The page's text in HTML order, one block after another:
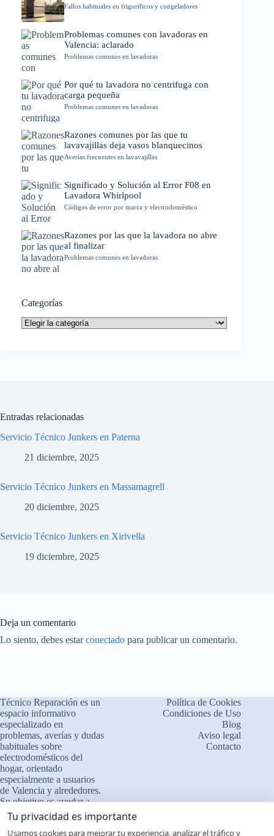
Fallos habituales en frigoríficos y congeladores
Problemas comunes con lavadoras en
Valencia: aclarado
Problemas comunes en lavadoras
Por qué tu lavadora no centrifuga con
carga pequeña
Problemas comunes en lavadoras
Razones comunes por las que tu
lavavajillas deja vasos blanquecinos
Averías frecuentes en lavavajillas
Significado y Solución al Error F08 en
Lavadora Whirlpool
Códigos de error por marca y electrodoméstico
Razones por las que la lavadora no abre
al finalizar
Problemas comunes en lavadoras
Categorías
Categorías
Entradas relacionadas
Servicio Técnico Junkers en Paterna
21 diciembre, 2025
Servicio Técnico Junkers en Massamagrell
20 diciembre, 2025
Servicio Técnico Junkers en Xirivella
19 diciembre, 2025
Deja un comentario
Lo siento, debes estarconectado para publicar un comentario.
Técnico Reparación es un
espacio informativo
especializado en
problemas, averías y dudas
habituales sobre
electrodomésticos del
hogar, orientado
especialmente a usuarios
de Valencia y alrededores.
Su objetivo es ayudar a
comprender el
funcionamiento de los
Política de Cookies
Condiciones de Uso
Blog
Aviso legal
Contacto
Tu privacidad es importante
Usamos cookies para mejorar tu experiencia, analizar el tráfico y
❓ Interpretamos errores y
fallos